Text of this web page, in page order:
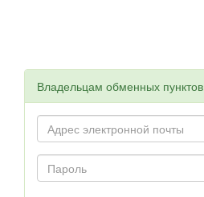
Владельцам обменных пунктов